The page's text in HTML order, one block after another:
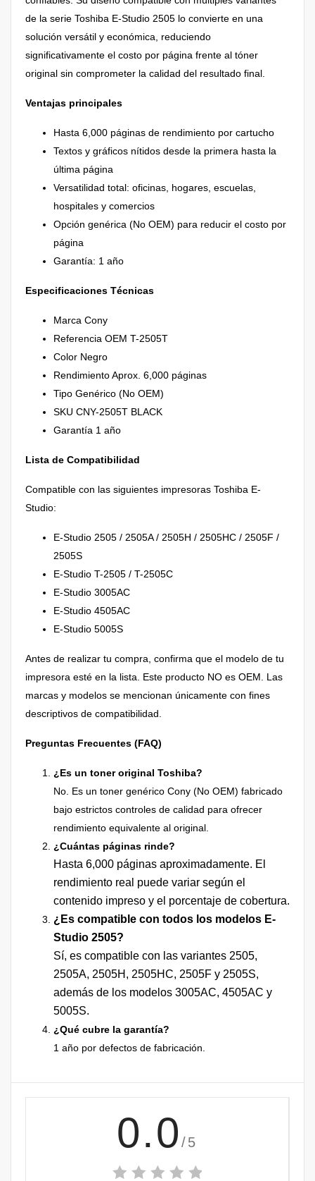
de la serie Toshiba E-Studio 2505 lo convierte en una
solución versátil y económica, reduciendo
significativamente el costo por página frente al tóner
original sin comprometer la calidad del resultado final.
Ventajas principales
Hasta 6,000 páginas de rendimiento por cartucho
Textos y gráficos nítidos desde la primera hasta la
última página
Versatilidad total: oficinas, hogares, escuelas,
hospitales y comercios
Opción genérica (No OEM) para reducir el costo por
página
Garantía: 1 año
Especificaciones Técnicas
Marca Cony
Referencia OEM T-2505T
Color Negro
Rendimiento Aprox. 6,000 páginas
Tipo Genérico (No OEM)
SKU CNY-2505T BLACK
Garantía 1 año
Lista de Compatibilidad
Compatible con las siguientes impresoras Toshiba E-
Studio:
E-Studio 2505 / 2505A / 2505H / 2505HC / 2505F /
2505S
E-Studio T-2505 / T-2505C
E-Studio 3005AC
E-Studio 4505AC
E-Studio 5005S
Antes de realizar tu compra, confirma que el modelo de tu
impresora esté en la lista. Este producto NO es OEM. Las
marcas y modelos se mencionan únicamente con fines
descriptivos de compatibilidad.
Preguntas Frecuentes (FAQ)
¿Es un toner original Toshiba?
No. Es un toner genérico Cony (No OEM) fabricado
bajo estrictos controles de calidad para ofrecer
rendimiento equivalente al original.
¿Cuántas páginas rinde?
Hasta 6,000 páginas aproximadamente. El
rendimiento real puede variar según el
contenido impreso y el porcentaje de cobertura.
¿Es compatible con todos los modelos E-
Studio 2505?
Sí, es compatible con las variantes 2505,
2505A, 2505H, 2505HC, 2505F y 2505S,
además de los modelos 3005AC, 4505AC y
5005S.
¿Qué cubre la garantía?
1 año por defectos de fabricación.
0.0 /5